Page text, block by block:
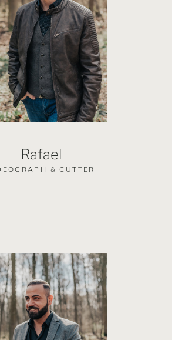
Rafael
& CUTTER